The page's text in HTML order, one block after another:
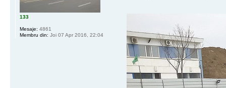
133
Mesaje: 4861
Membru din: Joi 07 Apr 2016, 22:04